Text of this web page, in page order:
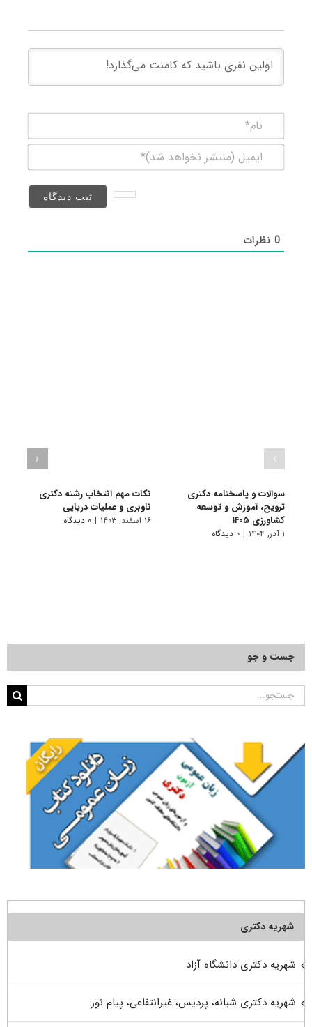
(منتشر
0نظرات
سوالات و پاسخنامه دکتری
ترویج، آموزش و توسعه
کشاورزی ۱۴۰۵
۱ آذر, ۱۴۰۴ | ۰ دیدگاه
نکات مهم انتخاب رشته دکتری
ناوبری و عملیات دریایی
۱۶ اسفند, ۱۴۰۳ | ۰ دیدگاه
جست و جو
جستجو
شهریه دکتری
شهریه دکتری دانشگاه آزاد
شهریه دکتری شبانه، پردیس، غیرانتفاعی، پیام نور